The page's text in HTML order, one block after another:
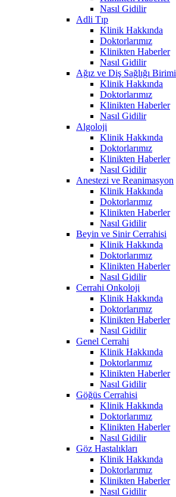
Nasıl Gidilir
Adli Tıp
Klinik Hakkında
Doktorlarımız
Klinikten Haberler
Nasıl Gidilir
Ağız ve Diş Sağlığı Birimi
Klinik Hakkında
Doktorlarımız
Klinikten Haberler
Nasıl Gidilir
Algoloji
Klinik Hakkında
Doktorlarımız
Klinikten Haberler
Nasıl Gidilir
Anestezi ve Reanimasyon
Klinik Hakkında
Doktorlarımız
Klinikten Haberler
Nasıl Gidilir
Beyin ve Sinir Cerrahisi
Klinik Hakkında
Doktorlarımız
Klinikten Haberler
Nasıl Gidilir
Cerrahi Onkoloji
Klinik Hakkında
Doktorlarımız
Klinikten Haberler
Nasıl Gidilir
Genel Cerrahi
Klinik Hakkında
Doktorlarımız
Klinikten Haberler
Nasıl Gidilir
Göğüs Cerrahisi
Klinik Hakkında
Doktorlarımız
Klinikten Haberler
Nasıl Gidilir
Göz Hastalıkları
Klinik Hakkında
Doktorlarımız
Klinikten Haberler
Nasıl Gidilir